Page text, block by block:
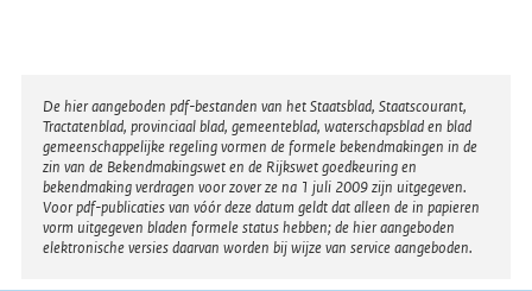
Disclaimer
De hier aangeboden pdf-bestanden van het Staatsblad, Staatscourant,
Tractatenblad, provinciaal blad, gemeenteblad, waterschapsblad en blad
gemeenschappelijke regeling vormen de formele bekendmakingen in de
zin van de Bekendmakingswet en de Rijkswet goedkeuring en
bekendmaking verdragen voor zover ze na 1 juli 2009 zijn uitgegeven.
Voor pdf-publicaties van vóór deze datum geldt dat alleen de in papieren
vorm uitgegeven bladen formele status hebben; de hier aangeboden
elektronische versies daarvan worden bij wijze van service aangeboden.